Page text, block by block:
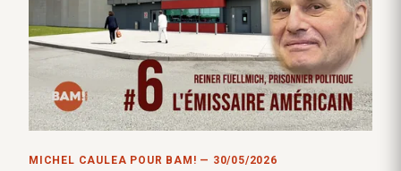
MICHEL CAULEA POUR BAM! — 30/05/2026